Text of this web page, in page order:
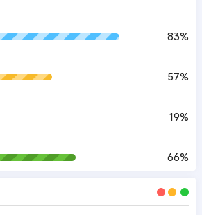
83%
57%
19%
66%